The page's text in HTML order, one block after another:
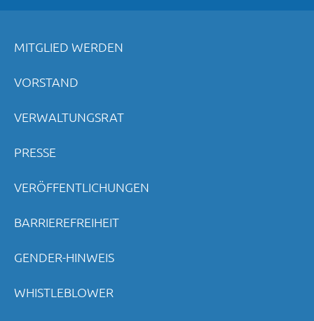
MITGLIED WERDEN
VORSTAND
VERWALTUNGSRAT
PRESSE
VERÖFFENTLICHUNGEN
BARRIEREFREIHEIT
GENDER-HINWEIS
WHISTLEBLOWER